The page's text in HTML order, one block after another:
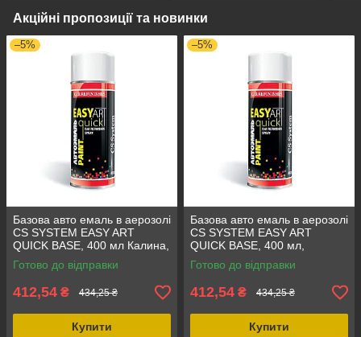
Акційні пропозиції та новинки
–5%
Базова авто емаль в аерозолі
CS SYSTEM EASY ART
QUICK BASE, 400 мл Калина,
стійкість до бензину та
механічних пошкоджень
Готово до відправки
412,54 ₴ 434,25 ₴
Купити
–5%
Базова авто емаль в аерозолі
CS SYSTEM EASY ART
QUICK BASE, 400 мл,
високоякісна фарба для авто
LADA 310
Готово до відправки
412,54 ₴ 434,25 ₴
Купити